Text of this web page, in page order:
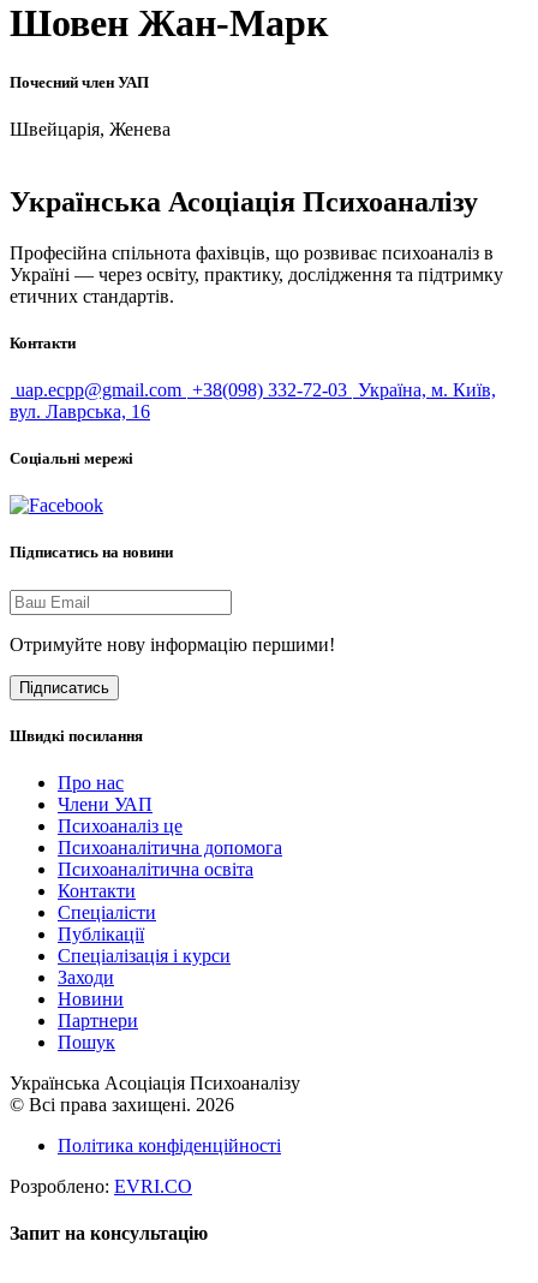
Шовен Жан-Марк
Почесний член УАП
Швейцарія, Женева
Українська Асоціація Психоаналізу
Професійна спільнота фахівців, що розвиває психоаналіз в
Україні — через освіту, практику, дослідження та підтримку
етичних стандартів.
Контакти
uap.ecpp@gmail.com +38(098) 332-72-03 Україна, м. Київ,
вул. Лаврська, 16
Соціальні мережі
Підписатись на новини
Отримуйте нову інформацію першими!
Підписатись
Швидкі посилання
Про нас
Члени УАП
Психоаналіз це
Психоаналітична допомога
Психоаналітична освіта
Контакти
Спеціалісти
Публікації
Cпеціалізація і курси
Заходи
Новини
Партнери
Пошук
Українська Асоціація Психоаналізу
© Всі права захищені. 2026
Політика конфіденційності
Розроблено: EVRI.CO
Запит на консультацію